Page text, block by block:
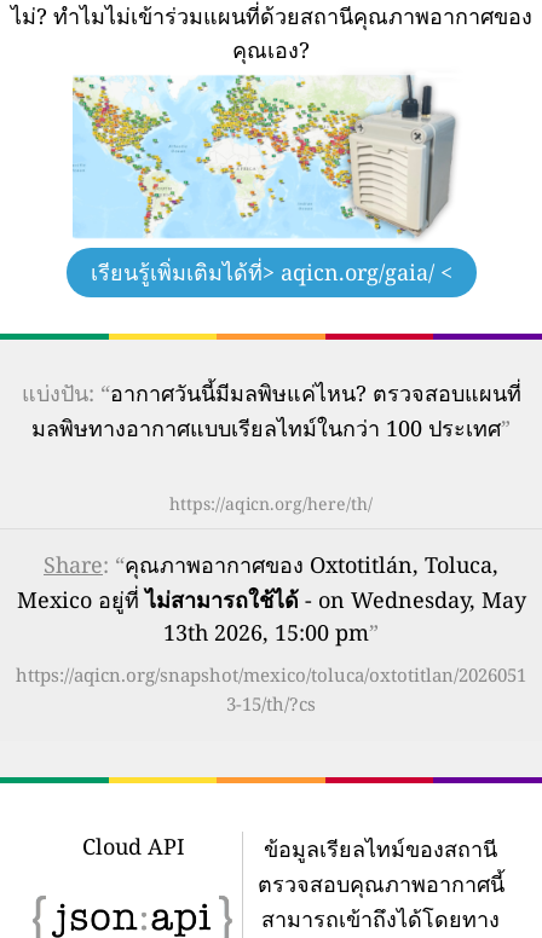
ไม่? ทำไมไม่เข้าร่วมแผนที่ด้วยสถานีคุณภาพอากาศของ
คุณเอง?
เรียนรู้เพิ่มเติมได้ที่> aqicn.org/gaia/ <
แบ่งปัน: “อากาศวันนี้มีมลพิษแค่ไหน? ตรวจสอบแผนที่
มลพิษทางอากาศแบบเรียลไทม์ในกว่า 100 ประเทศ”
https://aqicn.org/here/th/
Share: “คุณภาพอากาศของ Oxtotitlán, Toluca,
Mexico อยู่ที่ไม่สามารถใช้ได้- on Wednesday, May
13th 2026, 15:00 pm”
https://aqicn.org/snapshot/mexico/toluca/oxtotitlan/2026051
3-15/th/?cs
Cloud API
ข้อมูลเรียลไทม์ของสถานี
ตรวจสอบคุณภาพอากาศนี้
สามารถเข้าถึงได้โดยทาง